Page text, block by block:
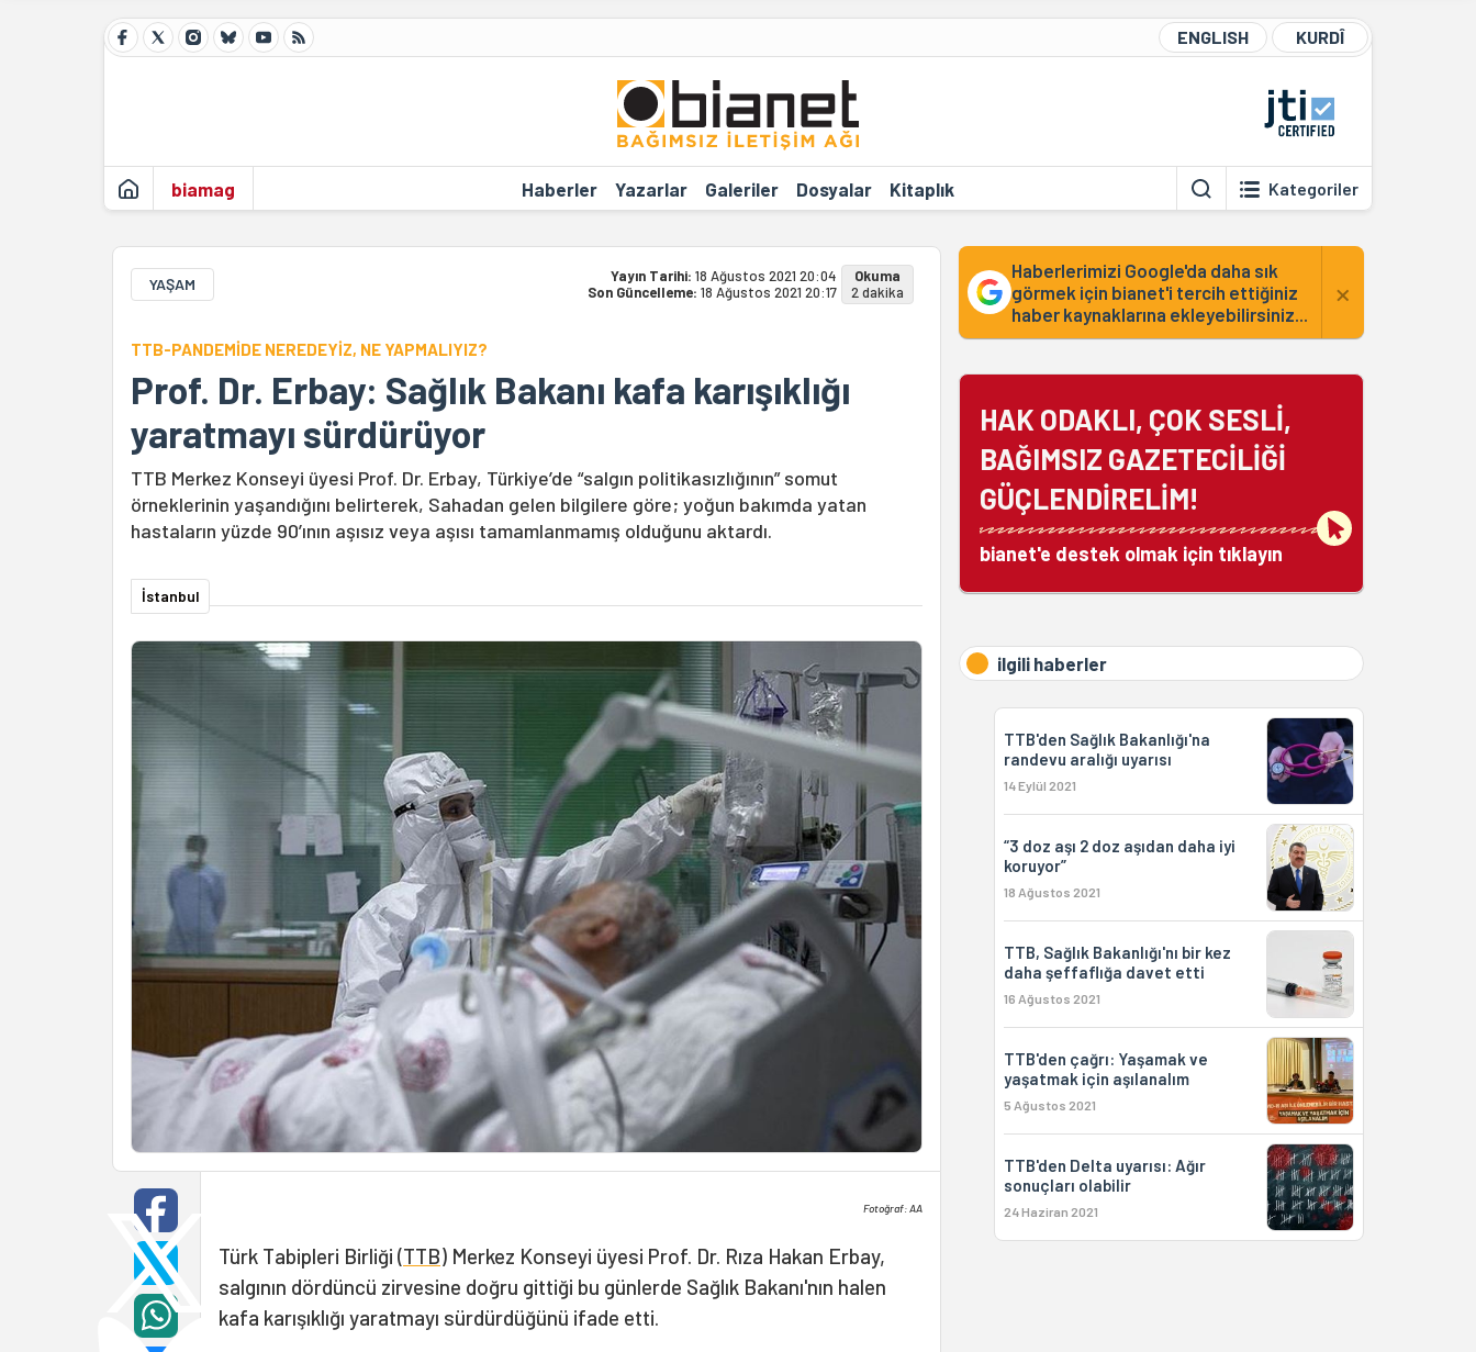
ENGLISH KURDÎ
biamag Haberler Yazarlar Galeriler Dosyalar Kitaplık Kategoriler
YAŞAM Yayın Tarihi: 18 Ağustos 2021 20:04
Son Güncelleme: 18 Ağustos 2021 20:17
Okuma
2 dakika
TTB-PANDEMİDE NEREDEYİZ, NE YAPMALIYIZ?
Prof. Dr. Erbay: Sağlık Bakanı kafa karışıklığı
yaratmayı sürdürüyor
TTB Merkez Konseyi üyesi Prof. Dr. Erbay, Türkiye’de “salgın politikasızlığının” somut
örneklerinin yaşandığını belirterek, Sahadan gelen bilgilere göre; yoğun bakımda yatan
hastaların yüzde 90’ının aşısız veya aşısı tamamlanmamış olduğunu aktardı.
İstanbul
Fotoğraf: AA
Türk Tabipleri Birliği (TTB) Merkez Konseyi üyesi Prof. Dr. Rıza Hakan Erbay,
salgının dördüncü zirvesine doğru gittiği bu günlerde Sağlık Bakanı'nın halen
kafa karışıklığı yaratmayı sürdürdüğünü ifade etti.
Haberlerimizi Google'da daha sık
görmek için bianet'i tercih ettiğiniz
haber kaynaklarına ekleyebilirsiniz...
×
HAK ODAKLI, ÇOK SESLİ,
BAĞIMSIZ GAZETECİLİĞİ
GÜÇLENDİRELİM!
bianet'e destek olmak için tıklayın
ilgili haberler
TTB'den Sağlık Bakanlığı'na
randevu aralığı uyarısı
14 Eylül 2021
“3 doz aşı 2 doz aşıdan daha iyi
koruyor”
18 Ağustos 2021
TTB, Sağlık Bakanlığı'nı bir kez
daha şeffaflığa davet etti
16 Ağustos 2021
TTB'den çağrı: Yaşamak ve
yaşatmak için aşılanalım
5 Ağustos 2021
TTB'den Delta uyarısı: Ağır
sonuçları olabilir
24 Haziran 2021